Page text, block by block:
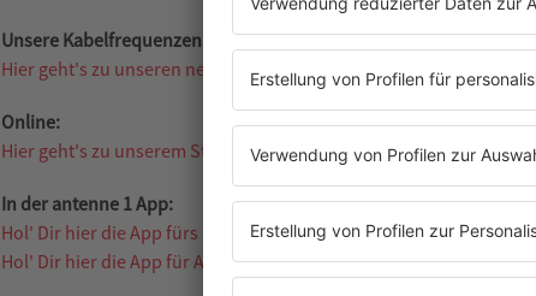
Unsere Kabelfrequenzen:
Hier geht's zu unseren neuen Kabelfrequenzen.
Online:
Hier geht's zu unserem Stream.
In der antenne 1 App:
Hol' Dir hier die App fürs iPhone!
Hol' Dir hier die App für Android!